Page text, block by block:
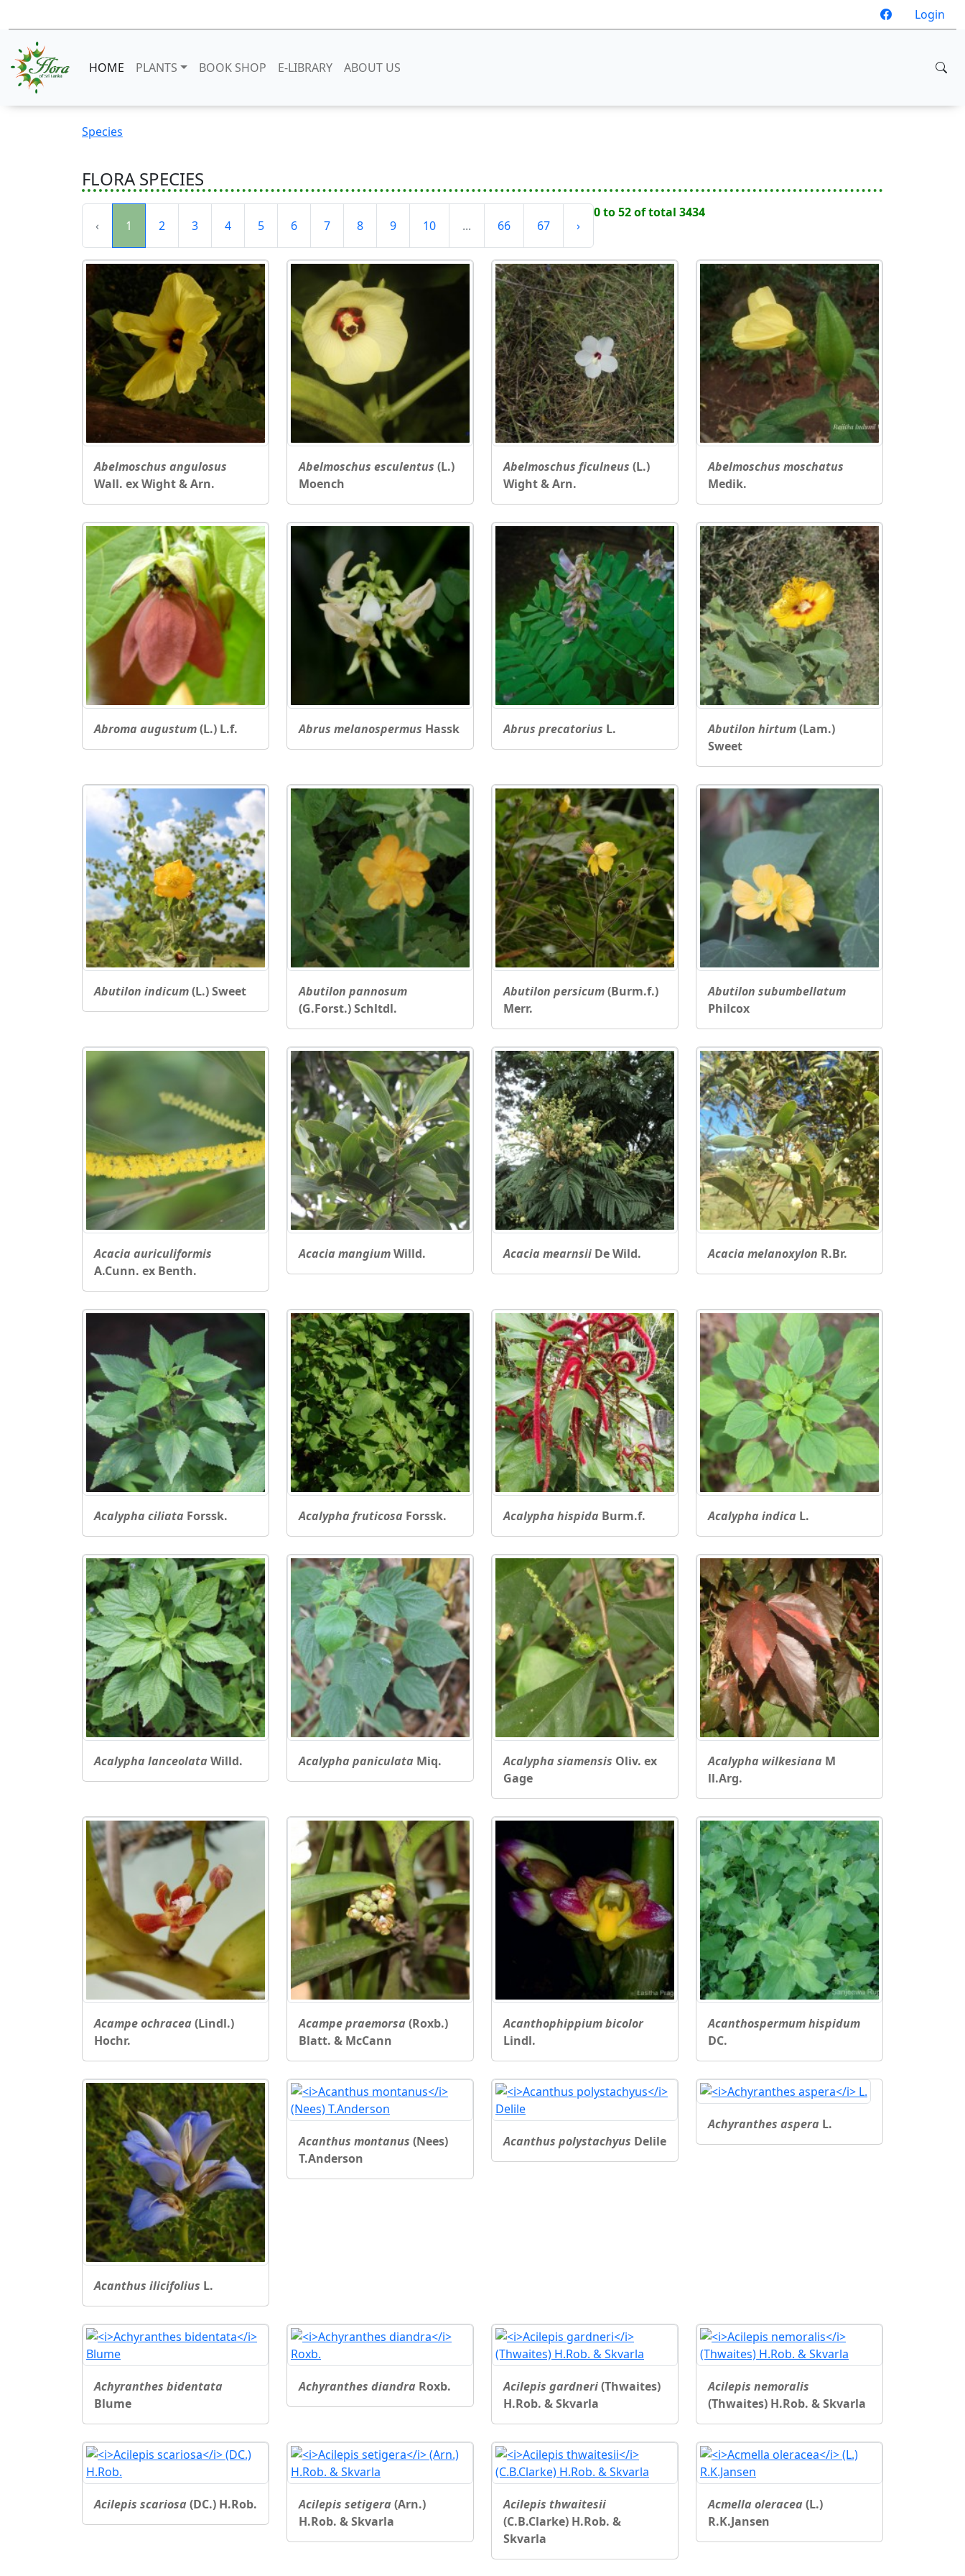
Login
HOME PLANTS BOOK SHOP E-LIBRARY ABOUT US
Species
FLORA SPECIES
‹ 1 2 3 4 5 6 7 8 9 10 ... 66 67 ›
0 to 52 of total 3434
Abelmoschus angulosus
Wall. ex Wight & Arn.
Abelmoschus esculentus (L.)
Moench
Abelmoschus ficulneus (L.)
Wight & Arn.
Abelmoschus moschatus
Medik.
Abroma augustum(L.) L.f. Abrus melanospermus Hassk Abrus precatorius L. Abutilon hirtum(Lam.)
Sweet
Abutilon indicum(L.) Sweet
Abutilon pannosum
(G.Forst.) Schltdl.
Abutilon persicum(Burm.f.)
Merr.
Abutilon subumbellatum
Philcox
Acacia auriculiformis
A.Cunn. ex Benth.
Acacia mangiumWilld. Acacia mearnsii De Wild. Acacia melanoxylon R.Br.
Acalypha ciliata Forssk. Acalypha fruticosa Forssk. Acalypha hispida Burm.f. Acalypha indica L.
Acalypha lanceolata Willd. Acalypha paniculata Miq. Acalypha siamensis Oliv. ex
Gage
Acalypha wilkesiana M
ll.Arg.
Acampe ochracea (Lindl.)
Hochr.
Acampe praemorsa (Roxb.)
Blatt. & McCann
Acanthophippium bicolor
Lindl.
Acanthospermum hispidum
DC.
Acanthus ilicifolius L.
Acanthus montanus (Nees)
T.Anderson
Acanthus polystachyus Delile
Achyranthes aspera L.
Achyranthes bidentata
Blume
Achyranthes diandra Roxb. Acilepis gardneri(Thwaites)
H.Rob. & Skvarla
Acilepis nemoralis
(Thwaites) H.Rob. & Skvarla
Acilepis scariosa (DC.) H.Rob. Acilepis setigera (Arn.)
H.Rob. & Skvarla
Acilepis thwaitesii
(C.B.Clarke) H.Rob. &
Skvarla
Acmella oleracea (L.)
R.K.Jansen